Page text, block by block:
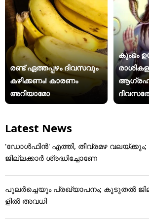
രണ്ട് ഏത്തപ്പഴം ദിവസവും
കഴിക്കണം! കാരണം
അറിയാമോ
കുംഭം
Latest News
'ഡോൾഫിൻ' എത്തി, തീവ്രമഴ വലയ്ക്കും;
ജില്ലക്കാർ ശ്രദ്ധിച്ചോണേ
പുലര്‍ച്ചെയും പ്രഖ്യാപനം; കൂടുതല്‍
ളില്‍ അവധി